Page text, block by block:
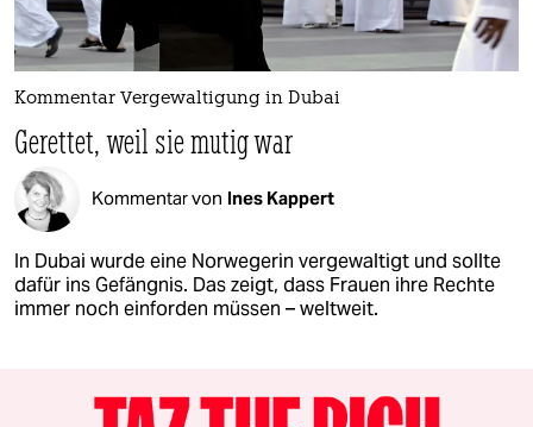
Kommentar Vergewaltigung in Dubai
Gerettet, weil sie mutig war
Kommentar von Ines Kappert
In Dubai wurde eine Norwegerin vergewaltigt und sollte
dafür ins Gefängnis. Das zeigt, dass Frauen ihre Rechte
immer noch einforden müssen – weltweit.